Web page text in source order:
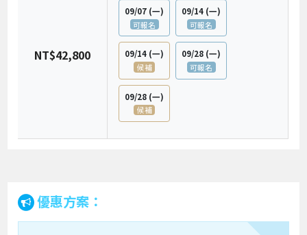
優惠方案：
NT$42,800
09/07 (一)
可報名
09/14 (一)
可報名
09/14 (一)
候補
09/28 (一)
可報名
09/28 (一)
候補